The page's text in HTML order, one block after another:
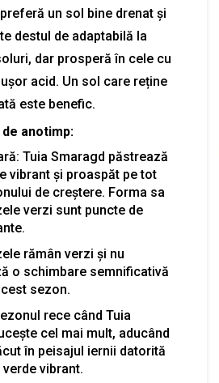
un sol bine drenat și
destul de adaptabilă la
dar prosperă în cele cu
acid. Un sol care reține
este benefic.
anotimp:
Tuia Smaragd păstrează
vibrant și proaspăt pe tot
de creștere. Forma sa
verzi sunt puncte de
rămân verzi și nu
o schimbare semnificativă
sezon.
rece când Tuia
cel mai mult, aducând
în peisajul iernii datorită
vibrant.